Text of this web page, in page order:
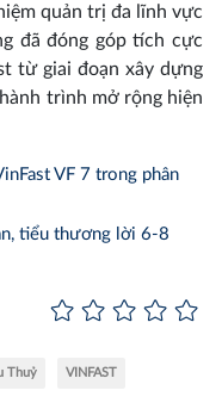
quản trị đa lĩnh vực
đã đóng góp tích cực
từ giai đoạn xây dựng
trình mở rộng hiện
VF 7 trong phân
tiểu thương lời 6-8
Thuỷ VINFAST